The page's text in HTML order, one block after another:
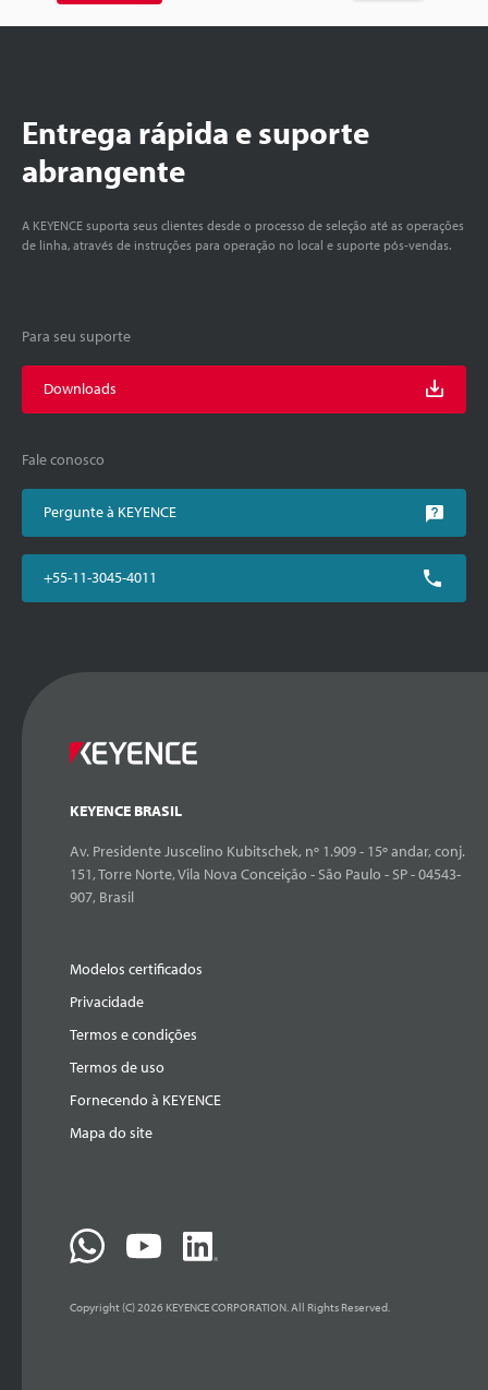
Entrega rápida e suporte
abrangente
A KEYENCE suporta seus clientes desde o processo de seleção até as operações
de linha, através de instruções para operação no local e suporte pós-vendas.
Para seu suporte
Downloads
Fale conosco
Pergunte à KEYENCE
+55-11-3045-4011
KEYENCE BRASIL
Av. Presidente Juscelino Kubitschek, nº 1.909 - 15º andar, conj.
151, Torre Norte, Vila Nova Conceição - São Paulo - SP - 04543-
907, Brasil
Modelos certificados
Privacidade
Termos e condições
Termos de uso
Fornecendo à KEYENCE
Mapa do site
Copyright (C) 2026 KEYENCE CORPORATION. All Rights Reserved.